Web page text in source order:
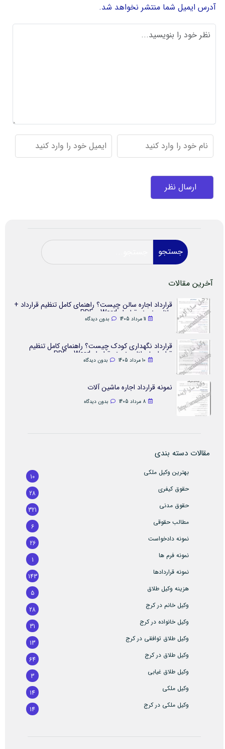
آدرس ایمیل شما منتشر نخواهد شد.
جستجو
آخرین مقالات
قرارداد اجاره سالن چیست؟ راهنمای کامل تنظیم قرارداد +
دانلود نمونه قرارداد Word و PDF
11 مرداد 1405 بدون دیدگاه
قرارداد نگهداری کودک چیست؟ راهنمای کامل تنظیم
قرارداد + دانلود نمونه قرارداد Word و PDF
10 مرداد 1405 بدون دیدگاه
نمونه قرارداد اجاره ماشین آلات
8 مرداد 1405 بدون دیدگاه
مقالات دسته بندی
بهترین وکیل ملکی
10
حقوق کیفری
28
حقوق مدنی
321
مطالب حقوقی
6
نمونه دادخواست
26
نمونه فرم ها
1
نمونه قراردادها
143
هزینه وکیل طلاق
5
وکیل خانم در کرج
28
وکیل خانواده در کرج
31
وکیل طلاق توافقی در کرج
13
وکیل طلاق در کرج
64
وکیل طلاق غیابی
3
وکیل ملکی
14
وکیل ملکی در کرج
14